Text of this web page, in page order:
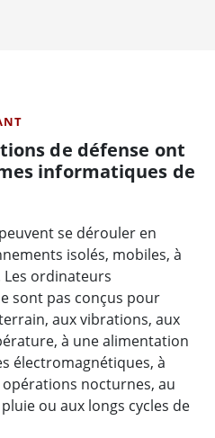
de défense ont
informatiques de
se dérouler en
isolés, mobiles, à
ordinateurs
sont pas conçus pour
aux vibrations, aux
à une alimentation
électromagnétiques, à
nocturnes, au
ou aux longs cycles de